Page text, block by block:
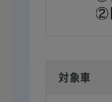
対象車